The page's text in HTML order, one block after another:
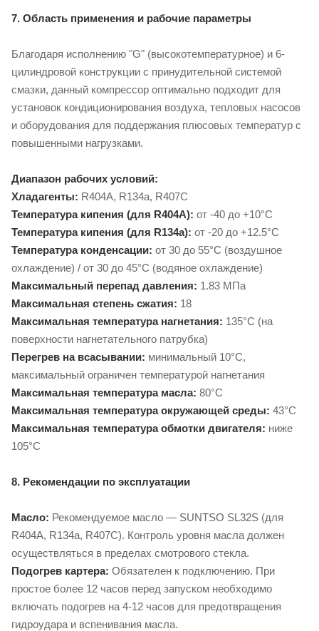
7. Область применения и рабочие параметры
Благодаря исполнению "G" (высокотемпературное) и 6-
цилиндровой конструкции с принудительной системой
смазки, данный компрессор оптимально подходит для
установок кондиционирования воздуха, тепловых насосов
и оборудования для поддержания плюсовых температур с
повышенными нагрузками.
Диапазон рабочих условий:
Хладагенты: R404A, R134a, R407C
Температура кипения (для R404A): от -40 до +10°C
Температура кипения (для R134a): от -20 до +12.5°C
Температура конденсации: от 30 до 55°C (воздушное
охлаждение) / от 30 до 45°C (водяное охлаждение)
Максимальный перепад давления: 1.83 МПа
Максимальная степень сжатия: 18
Максимальная температура нагнетания: 135°C (на
поверхности нагнетательного патрубка)
Перегрев на всасывании: минимальный 10°C,
максимальный ограничен температурой нагнетания
Максимальная температура масла: 80°C
Максимальная температура окружающей среды: 43°C
Максимальная температура обмотки двигателя: ниже
105°C
8. Рекомендации по эксплуатации
Масло: Рекомендуемое масло — SUNTSO SL32S (для
R404A, R134a, R407C). Контроль уровня масла должен
осуществляться в пределах смотрового стекла.
Подогрев картера: Обязателен к подключению. При
простое более 12 часов перед запуском необходимо
включать подогрев на 4-12 часов для предотвращения
гидроудара и вспенивания масла.